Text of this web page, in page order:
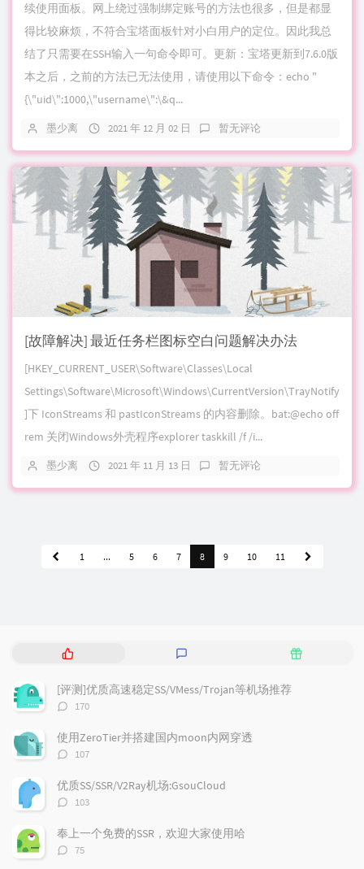
续使用面板。网上绕过强制绑定账号的方法也很多，但是都显
得比较麻烦，不符合宝塔面板针对小白用户的定位。因此我总
结了只需要在SSH输入一句命令即可。更新：宝塔更新到7.6.0版
本之后，之前的方法已无法使用，请使用以下命令：echo "
{\"uid\":1000,\"username\":\&q...
墨少离 2021 年 12 月 02 日 暂无评论
[故障解决] 最近任务栏图标空白问题解决办法
[HKEY_CURRENT_USER\Software\Classes\Local
Settings\Software\Microsoft\Windows\CurrentVersion\TrayNotify
]下 IconStreams 和 pastIconStreams 的内容删除。bat:@echo off
rem 关闭Windows外壳程序explorer taskkill /f /i...
墨少离 2021 年 11 月 13 日 暂无评论
1 ... 5 6 7 8 9 10 11
热
文
章
随
[评测]优质高速稳定SS/VMess/Trojan等机场推荐
评
数：
170
使用ZeroTier并搭建国内moon内网穿透
评
数：
107
优质SS/SSR/V2Ray机场:GsouCloud
评
数：
103
奉上一个免费的SSR，欢迎大家使用哈
评
75